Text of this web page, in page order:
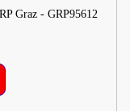
Graz - GRP95612